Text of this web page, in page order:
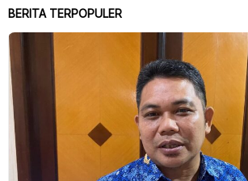
BERITA TERPOPULER